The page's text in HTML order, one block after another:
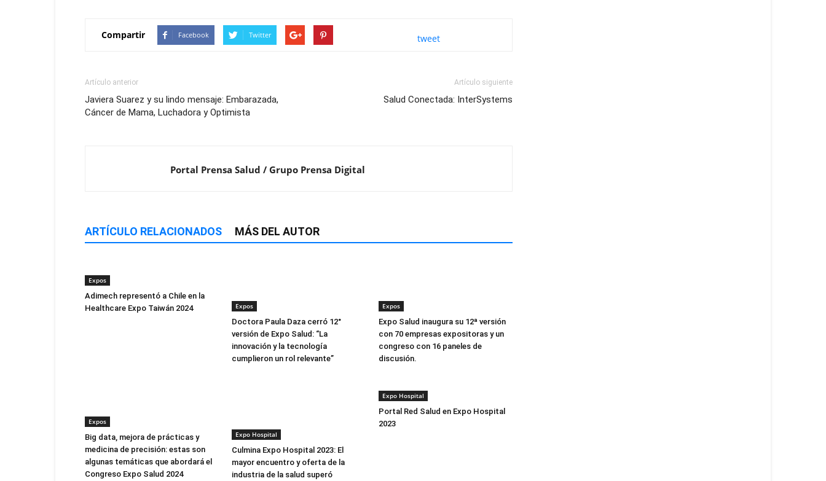
Compartir Facebook Twitter tweet
Artículo anterior
Javiera Suarez y su lindo mensaje: Embarazada,
Cáncer de Mama, Luchadora y Optimista
Artículo siguiente
Salud Conectada: InterSystems
Portal Prensa Salud / Grupo Prensa Digital
ARTÍCULO RELACIONADOS MÁS DEL AUTOR
Expos
Adimech representó a Chile en la
Healthcare Expo Taiwán 2024
Expos
Doctora Paula Daza cerró 12°
versión de Expo Salud: “La
innovación y la tecnología
cumplieron un rol relevante”
Expos
Expo Salud inaugura su 12ª versión
con 70 empresas expositoras y un
congreso con 16 paneles de
discusión.
Expos
Big data, mejora de prácticas y
medicina de precisión: estas son
algunas temáticas que abordará el
Congreso Expo Salud 2024
Expo Hospital
Culmina Expo Hospital 2023: El
mayor encuentro y oferta de la
industria de la salud superó
Expo Hospital
Portal Red Salud en Expo Hospital
2023